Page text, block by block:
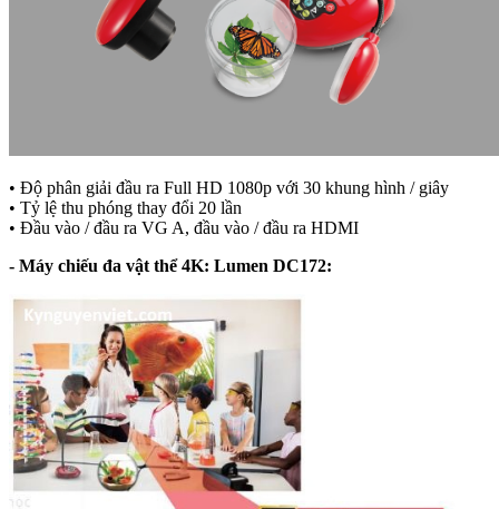
• Độ phân giải đầu ra Full HD 1080p với 30 khung hình / giây
• Tỷ lệ thu phóng thay đổi 20 lần
• Đầu vào / đầu ra VG A, đầu vào / đầu ra HDMI
- Máy chiếu đa vật thể 4K: Lumen DC172: